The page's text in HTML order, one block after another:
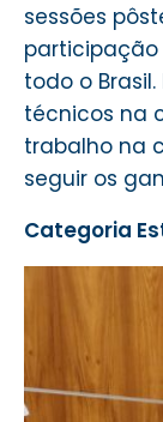
sessões
participação
todo o
técnicos na
trabalho na
seguir os
Categoria